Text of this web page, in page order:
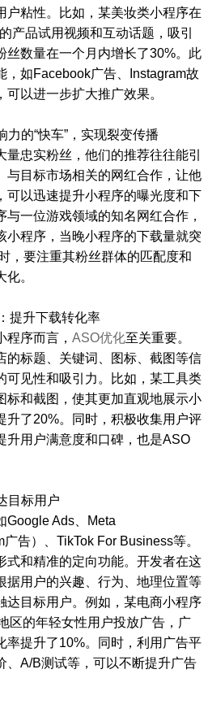
户粘性。比如，某美妆类小程序在
产品试用视频和互动话题，吸引
丝数量在一个月内增长了30%。此
，如Facebook广告、Instagram故
以进一步扩大推广效果。
的“快车”，实现裂变传播
忠实粉丝，他们的推荐往往能引
与目标市场相关的网红合作，让他
可以迅速提升小程序的曝光度和下
一位游戏领域的知名网红合作，
小程序，当晚小程序的下载量就突
，要注重其粉丝群体的匹配度和
。
提升下载转化率
程序而言， ASO优化至关重要。
的标题、关键词、图标、截图等信
可见性和吸引力。比如，某工具类
标和截图，使其更加直观地展示小
升了20%。同时，积极收集用户评
升用户满意度和口碑，也是ASO
目标用户
Google Ads、Meta
告）、TikTok For Business等。
式和精准的定向功能。开发者在这
据用户的兴趣、行为、地理位置等
达目标用户。例如，某电商小程序
区的年轻女性用户投放广告，广
率提升了10%。同时，利用广告平
、A/B测试等，可以不断提升广告